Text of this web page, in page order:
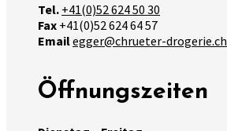
Tel. +41(0)52 624 50 30
Fax +41(0)52 624 64 57
Emailegger@chrueter-drogerie.ch
Öffnungszeiten